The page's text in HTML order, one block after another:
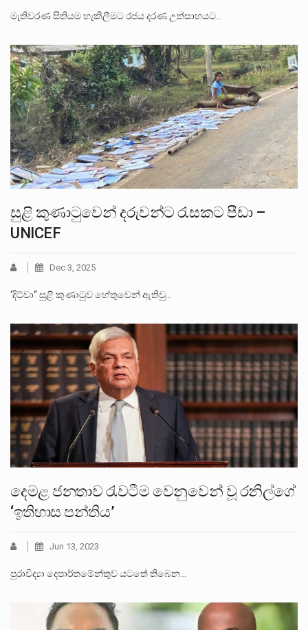
මැතිවරණ සිතියම හැකිලීමට රජය දරණ උත්සාහයට…
සුළි කුණාටුවෙන් දරුවන්ට රැසකට පීඩා –
UNICEF
Dec 3, 2025
‘දිට්වා‘‘ සුළි කුණාටුව හේතුවෙන් ඇතිවු…
දෙමළ ජනතාව රැවටීම වෙනුවෙන් වූ රනිල්ගේ
‘ඉතිහාස පන්තිය’
Jun 13, 2023
පුරාවිද්‍යා දෙපාර්තමේන්තුව යටතේ තිබෙන…